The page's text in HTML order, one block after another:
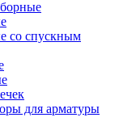
со спускным
для арматуры